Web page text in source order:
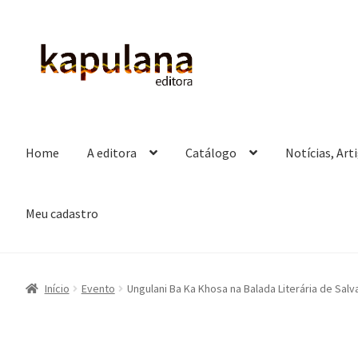
Pular
para
Pular
para
Home A editora Catálogo Notícias,
Meu cadastro
Início Evento Ungulani Ba Ka Khosa na Balada Literária de